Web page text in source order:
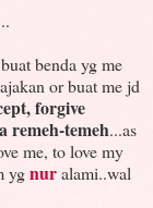
benda yg me
or buat me jd
forgive
remeh-temeh...as
me, to love my
ygnuralami..wal